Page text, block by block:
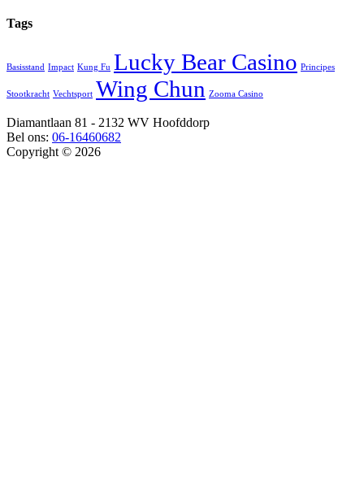
Tags
Basisstand Impact Kung Fu Lucky Bear Casino Principes
Stootkracht Vechtsport Wing Chun Zooma Casino
Diamantlaan 81 - 2132 WV Hoofddorp
Bel ons: 06-16460682
Copyright © 2026